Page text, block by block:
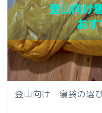
登山向け 寝袋の選